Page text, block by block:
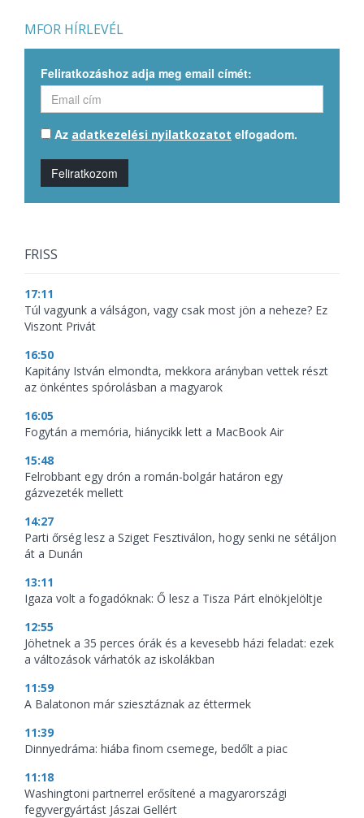
MFOR HÍRLEVÉL
Feliratkozáshoz adja meg email címét:
Az adatkezelési nyilatkozatot elfogadom.
Feliratkozom
FRISS
17:11
Túl vagyunk a válságon, vagy csak most jön a neheze? Ez
Viszont Privát
16:50
Kapitány István elmondta, mekkora arányban vettek részt
az önkéntes spórolásban a magyarok
16:05
Fogytán a memória, hiánycikk lett a MacBook Air
15:48
Felrobbant egy drón a román-bolgár határon egy
gázvezeték mellett
14:27
Parti őrség lesz a Sziget Fesztiválon, hogy senki ne sétáljon
át a Dunán
13:11
Igaza volt a fogadóknak: Ő lesz a Tisza Párt elnökjelöltje
12:55
Jöhetnek a 35 perces órák és a kevesebb házi feladat: ezek
a változások várhatók az iskolákban
11:59
A Balatonon már sziesztáznak az éttermek
11:39
Dinnyedráma: hiába finom csemege, bedőlt a piac
11:18
Washingtoni partnerrel erősítené a magyarországi
fegyvergyártást Jászai Gellért